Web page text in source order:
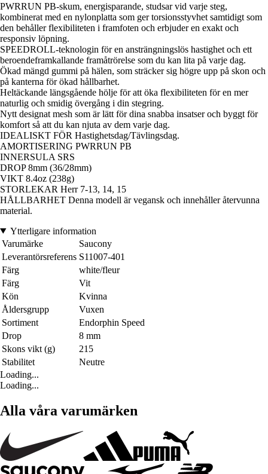
PWRRUN PB-skum, energisparande, studsar vid varje steg,
kombinerat med en nylonplatta som ger torsionsstyvhet samtidigt som
den behåller flexibiliteten i framfoten och erbjuder en exakt och
responsiv löpning.
SPEEDROLL-teknologin för en ansträngningslös hastighet och ett
beroendeframkallande framåtrörelse som du kan lita på varje dag.
Ökad mängd gummi på hälen, som sträcker sig högre upp på skon och
på kanterna för ökad hållbarhet.
Heltäckande längsgående hölje för att öka flexibiliteten för en mer
naturlig och smidig övergång i din stegring.
Nytt designat mesh som är lätt för dina snabba insatser och byggt för
komfort så att du kan njuta av dem varje dag.
IDEALISKT FÖR Hastighetsdag/Tävlingsdag.
AMORTISERING PWRRUN PB
INNERSULA SRS
DROP 8mm (36/28mm)
VIKT 8.4oz (238g)
STORLEKAR Herr 7-13, 14, 15
HÅLLBARHET Denna modell är vegansk och innehåller återvunna
material.
Ytterligare information
Varumärke
Saucony
Leverantörsreferens S11007-401
Färg
white/fleur
Färg
Vit
Kön
Kvinna
Åldersgrupp
Vuxen
Sortiment
Endorphin Speed
Drop
8 mm
Skons vikt (g)
215
Stabilitet
Neutre
Loading...
Loading...
Alla våra varumärken